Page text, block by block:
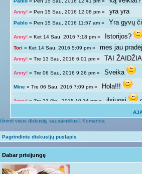
Anny! « Pen 15 Sau, 2016 12:08 pm »yra yra
Pablo « Pen 15 Sau, 2016 11:57 am » Yra gyvų
Anny! « Ket 14 Sau, 2016 7:18 pm » Istorijos?
Tori « Ket 14 Sau, 2016 5:09 pm »mes jau
Anny! « Tre 13 Sau, 2016 6:01 pm » TAI
Anny! « Tre 06 Sau, 2016 9:26 pm »Sveika
Mine « Tre 06 Sau, 2016 7:09 pm » Hola!!!
Anny! « Tre 23 Gru, 2015 10:34 pm »ilsiuosi
Ką veikiat?
Anny!« Sek 13 Rgs, 2015 9:54 pm »galima ir
Giedryte.« Sek 13 Rgs, 2015 7:40 pm »
Anny!« Pir 07 Rgs, 2015 9:14 pm »
Ištrinti visus diskusijų sausainėlius | Komanda
Pagrindinis diskusijų puslapis
Dabar prisijungę